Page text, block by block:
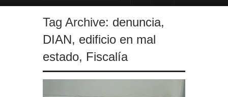
Rápida reacción policial evitó que presunto agresor escapara tras atacar
Frustran atentado con bus bomba que iba dirigido contra Cali durante la
Tag Archive: denuncia,
DIAN, edificio en mal
estado, Fiscalía